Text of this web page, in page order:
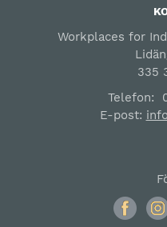
Workplaces for
335
Telefon:
E-post: